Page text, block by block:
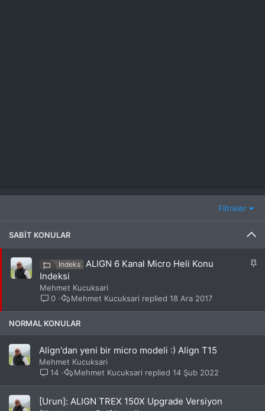
Filtreler
SABIT KONULAR
S
Indeks ALIGN 6 Kanal Micro Heli Konu
Indeksi
Mehmet Kucuksari
0
18 Ara 2017
Mehmet Kucuksari
NORMAL KONULAR
Align'dan yeni bir micro modeli :) Align T15
Mehmet Kucuksari
14
14 Şub 2022
Mehmet Kucuksari
[Urun]: ALIGN TREX 150X Upgrade Versiyon